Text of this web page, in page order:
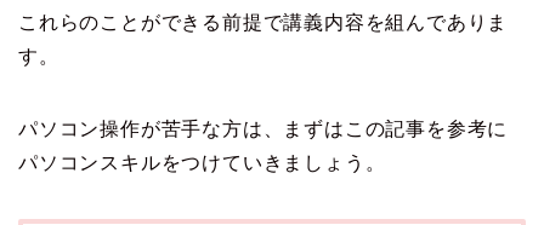
これらのことができる前提で講義内容を組んでありま
す。
パソコン操作が苦手な方は、まずはこの記事を参考に
パソコンスキルをつけていきましょう。